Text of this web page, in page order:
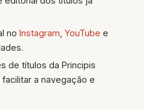
no Instagram YouTube e
de títulos da Principis
a navegação e